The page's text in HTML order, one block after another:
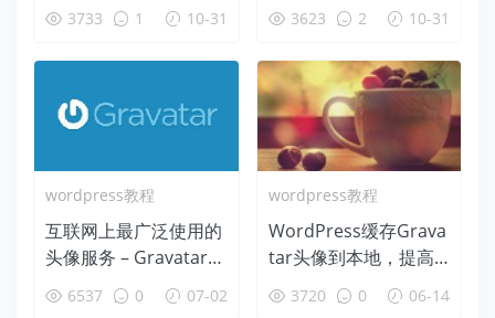
3733 1 10-31 3623 2 10-31
wordpress教程
互联网上最广泛使用的
头像服务 – Gravatar
(全球公认的头像)
6537 0 07-02
wordpress教程
WordPress缓存Grava
tar头像到本地，提高
加载速度
3720 0 06-14